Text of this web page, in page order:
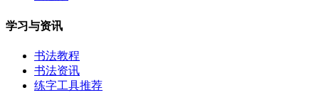
学习与资讯
书法教程
书法资讯
练字工具推荐